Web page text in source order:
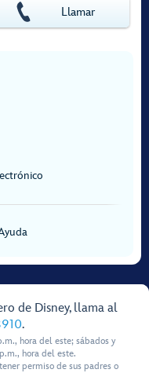
Llamar
de Disney, llama al
.
hora del este; sábados y
hora del este.
permiso de sus padres o